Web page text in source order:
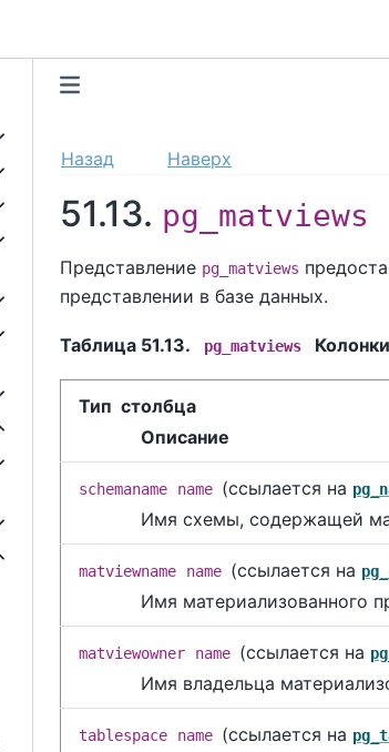
Назад Наверх
51.13. pg_matviews
Представление pg_matviews
представлении в базе данных.
Таблица 51.13. pg_matviews Колонки
Тип столбца
Описание
schemaname name (ссылается на
Имя схемы, содержащей
matviewname name (ссылается на
Имя материализованного
matviewowner name (ссылается на
Имя владельца
tablespace name (ссылается на